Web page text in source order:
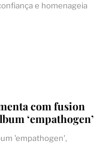
e homenageia
com fusion
‘empathogen’
'empathogen',